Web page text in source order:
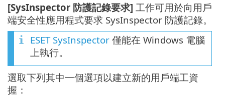
[SysInspector 防護記錄要求] 工作可用於向用戶
端安全性應用程式要求 SysInspector 防護記錄。
ESET SysInspector 僅能在 Windows 電腦
上執行。
選取下列其中一個選項以建立新的用戶端工資
握：